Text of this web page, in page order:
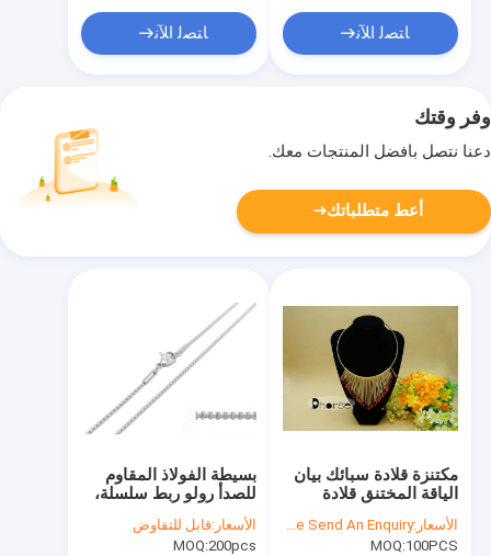
ﺎﺘﺼﻟ ﺍﻶﻧ ﺎﺘﺼﻟ ﺍﻶﻧ
وفر وقتك
دعنا نتصل بأفضل المنتجات معك.
أعط متطلباتك
بسيطة الفولاذ المقاوم
للصدأ رولو ربط سلسلة،
قلادة المجوهرات
الأسعار:قابل للتفاوض
MOQ:200pcs
مكتنزة قلادة سبائك بيان
الياقة المختنق قلادة
للحزب
الأسعار:Please Send An Enquiry
MOQ:100PCS